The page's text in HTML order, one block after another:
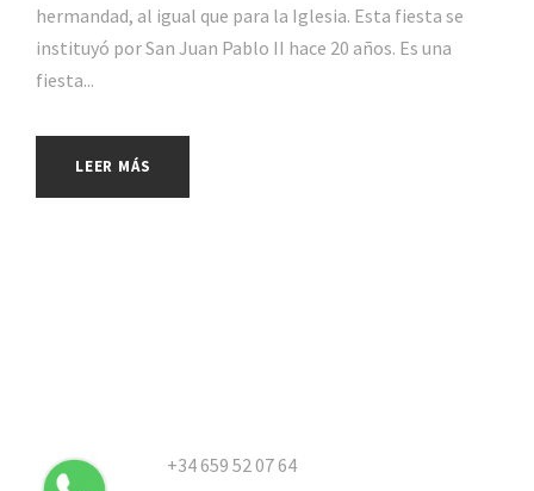
hermandad, al igual que para la Iglesia. Esta fiesta se
instituyó por San Juan Pablo II hace 20 años. Es una
fiesta...
LEER MÁS
+34 659 52 07 64